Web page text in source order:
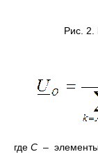
Рис. 2.
где С – элементы